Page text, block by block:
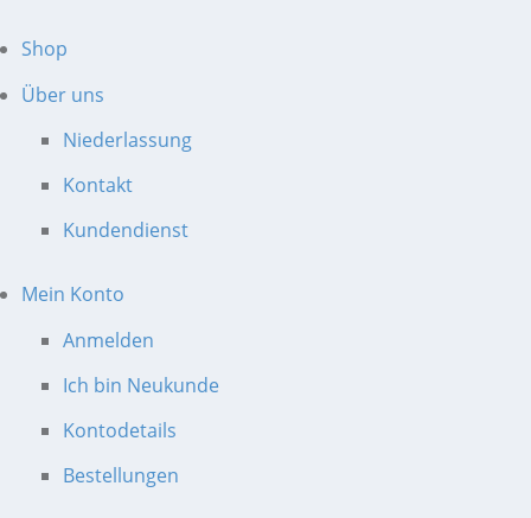
Shop
Über uns
Niederlassung
Kontakt
Kundendienst
Mein Konto
Anmelden
Ich bin Neukunde
Kontodetails
Bestellungen